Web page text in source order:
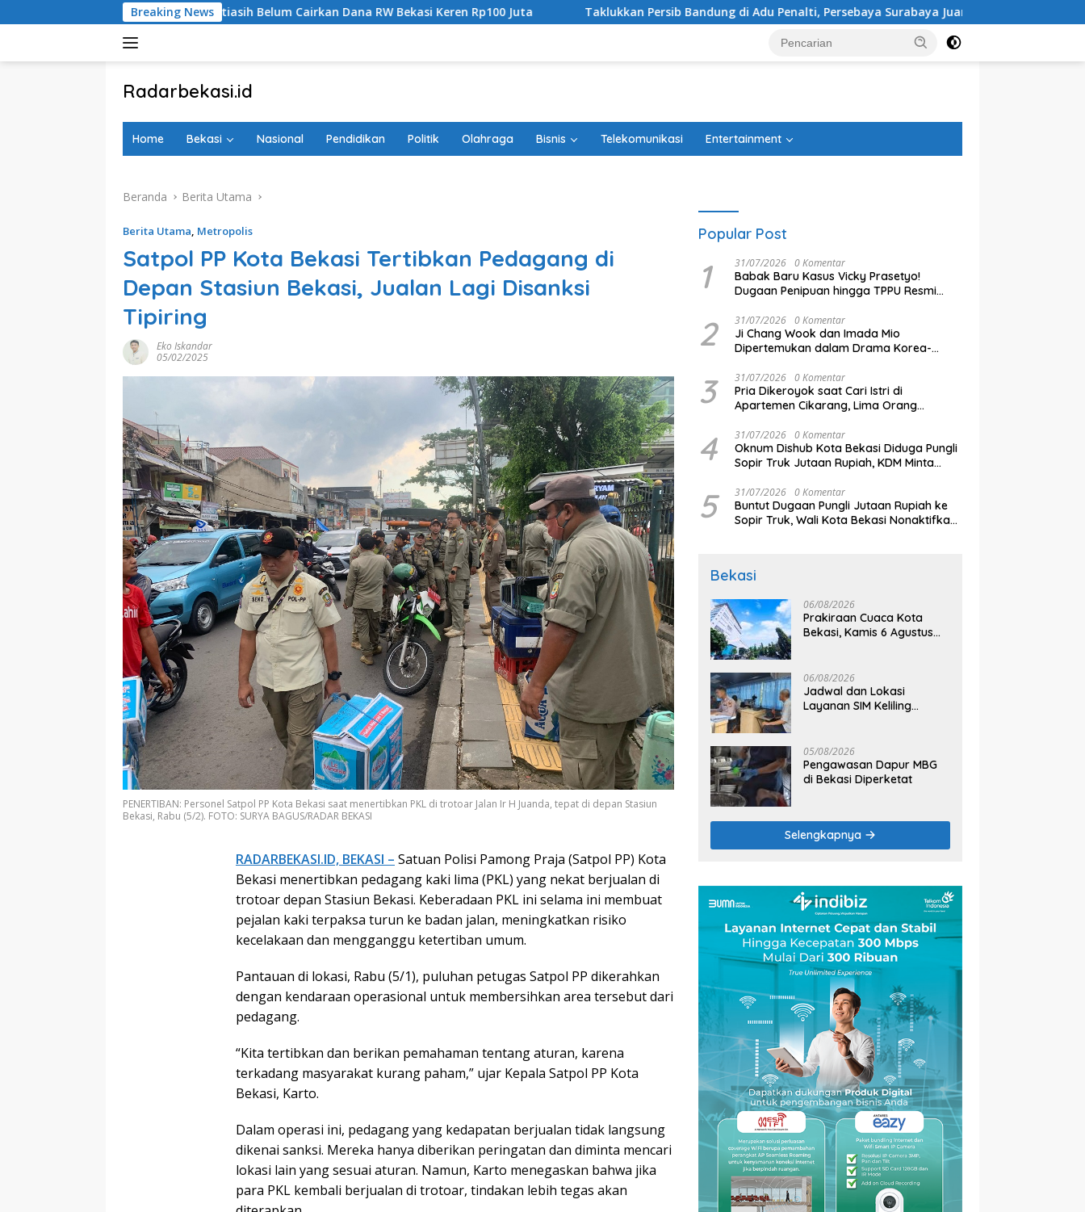
ke
Breaking News
Jatiasih Belum Cairkan Dana RW Bekasi Keren Rp100 Juta Taklukkan Persib Bandung di Adu Penalti, Persebaya Surabaya Juara Piala Presiden 2026
Radarbekasi.id
Bekasi
Home Bekasi Nasional Pendidikan Politik Olahraga Bisnis Telekomunikasi Entertainment
Beranda Berita Utama
Berita Utama, Metropolis
Satpol PP Kota Bekasi Tertibkan Pedagang di
Depan Stasiun Bekasi, Jualan Lagi Disanksi
Tipiring
Eko Iskandar
05/02/2025
PENERTIBAN: Personel Satpol PP Kota Bekasi saat menertibkan PKL di trotoar Jalan Ir H Juanda, tepat di depan Stasiun
Bekasi, Rabu (5/2). FOTO: SURYA BAGUS/RADAR BEKASI
RADARBEKASI.ID, BEKASI – Satuan Polisi Pamong Praja (Satpol PP) Kota
Bekasi menertibkan pedagang kaki lima (PKL) yang nekat berjualan di
trotoar depan Stasiun Bekasi. Keberadaan PKL ini selama ini membuat
pejalan kaki terpaksa turun ke badan jalan, meningkatkan risiko
kecelakaan dan mengganggu ketertiban umum.
Pantauan di lokasi, Rabu (5/1), puluhan petugas Satpol PP dikerahkan
dengan kendaraan operasional untuk membersihkan area tersebut dari
pedagang.
“Kita tertibkan dan berikan pemahaman tentang aturan, karena
terkadang masyarakat kurang paham,” ujar Kepala Satpol PP Kota
Bekasi, Karto.
Dalam operasi ini, pedagang yang kedapatan berjualan tidak langsung
dikenai sanksi. Mereka hanya diberikan peringatan dan diminta mencari
lokasi lain yang sesuai aturan. Namun, Karto menegaskan bahwa jika
para PKL kembali berjualan di trotoar, tindakan lebih tegas akan
Popular Post
1 31/07/2026 0 Komentar
Babak Baru Kasus Vicky Prasetyo!
Dugaan Penipuan hingga TPPU Resmi
2 31/07/2026 0 Komentar
Ji Chang Wook dan Imada Mio
Dipertemukan dalam Drama Korea-
Perdana Oktober 2026
3 31/07/2026 0 Komentar
Pria Dikeroyok saat Cari Istri di
Apartemen Cikarang, Lima Orang
4 31/07/2026 0 Komentar
Oknum Dishub Kota Bekasi Diduga Pungli
Sopir Truk Jutaan Rupiah, KDM Minta
5 31/07/2026 0 Komentar
Buntut Dugaan Pungli Jutaan Rupiah ke
Sopir Truk, Wali Kota Bekasi Nonaktifkan
Bekasi
06/08/2026
Prakiraan Cuaca Kota
Bekasi, Kamis 6 Agustus
06/08/2026
Jadwal dan Lokasi
Layanan SIM Keliling
05/08/2026
Pengawasan Dapur MBG
di Bekasi Diperketat
Selengkapnya